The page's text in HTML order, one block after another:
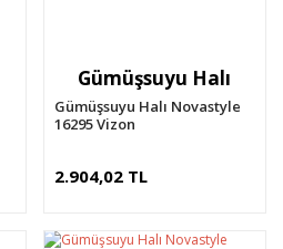
Gümüşsuyu Halı
Gümüşsuyu Halı Novastyle
16295 Vizon
2.904,02 TL